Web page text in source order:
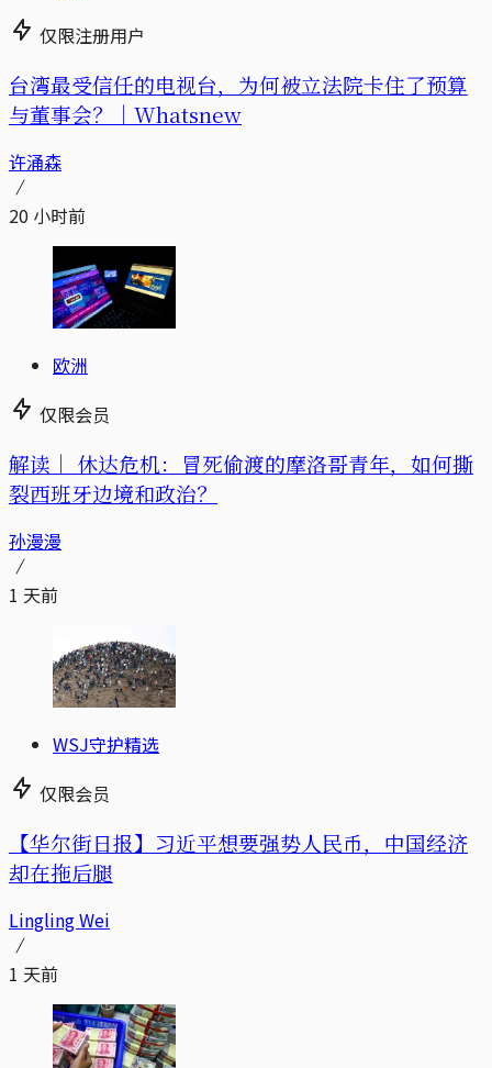
仅限注册用户
台湾最受信任的电视台，为何被立法院卡住了预算
与董事会？｜Whatsnew
许涌森
20 小时前
欧洲
仅限会员
解读｜ 休达危机：冒死偷渡的摩洛哥青年，如何撕
裂西班牙边境和政治？
孙漫漫
1 天前
WSJ守护精选
仅限会员
【华尔街日报】习近平想要强势人民币，中国经济
却在拖后腿
Lingling Wei
1 天前